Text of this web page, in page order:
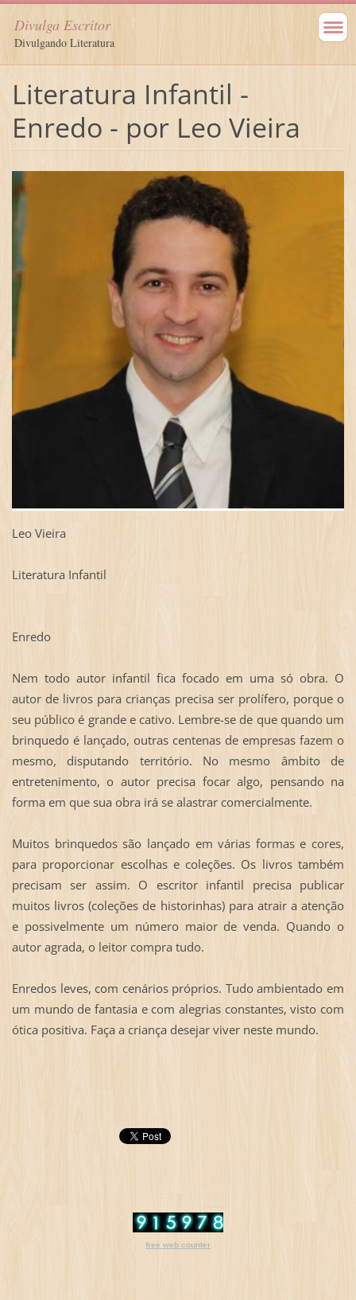
Divulga Escritor
Divulgando Literatura
Literatura Infantil -
Enredo - por Leo Vieira
Leo Vieira
Literatura Infantil
Enredo
Nem todo autor infantil fica focado em uma só obra. O
autor de livros para crianças precisa ser prolífero, porque o
seu público é grande e cativo. Lembre-se de que quando um
brinquedo é lançado, outras centenas de empresas fazem o
mesmo, disputando território. No mesmo âmbito de
entretenimento, o autor precisa focar algo, pensando na
forma em que sua obra irá se alastrar comercialmente.
Muitos brinquedos são lançado em várias formas e cores,
para proporcionar escolhas e coleções. Os livros também
precisam ser assim. O escritor infantil precisa publicar
muitos livros (coleções de historinhas) para atrair a atenção
e possivelmente um número maior de venda. Quando o
autor agrada, o leitor compra tudo.
Enredos leves, com cenários próprios. Tudo ambientado em
um mundo de fantasia e com alegrias constantes, visto com
ótica positiva. Faça a criança desejar viver neste mundo.
free web counter